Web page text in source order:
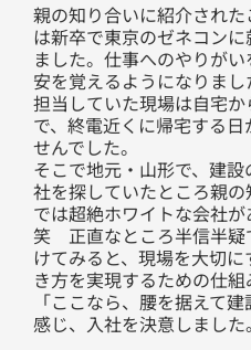
親の知り合いに紹介され
は新卒で東京のゼネコン
ました。仕事へのやりが
安を覚えるようになりまし
担当していた現場は自宅
で、終電近くに帰宅する
せんでした。
そこで地元・山形で、建
社を探していたところ親
では超絶ホワイトな会社
笑 正直なところ半信半疑
けてみると、現場を大切
き方を実現するための仕組
「ここなら、腰を据えて
感じ、入社を決意しました。